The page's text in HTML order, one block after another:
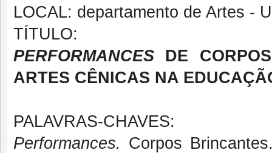
LOCAL: departamento de Artes -
TÍTULO:
PERFORMANCES DE
ARTES CÊNICAS NA
PALAVRAS-CHAVES:
Performances. Corpos